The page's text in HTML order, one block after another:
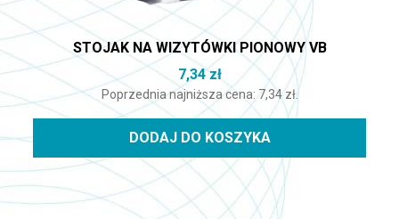
STOJAK NA WIZYTÓWKI PIONOWY VB
7,34zł
Poprzednia najniższa cena: 7,34 zł.
DODAJ DO KOSZYKA